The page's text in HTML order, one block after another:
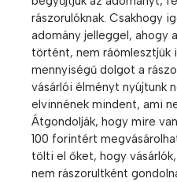
rászorulóknak. Csakhogy
adomány jelleggel, ahogy
történt, nem ráömlesztjük
mennyiségű dolgot a
vásárlói élményt nyújtunk
elvinnének mindent, ami
Átgondolják, hogy mire
100 forintért
tölti el őket, hogy
nem rászorultként